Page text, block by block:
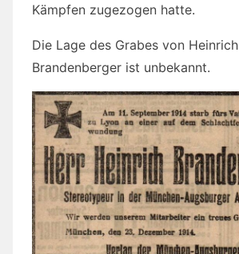
Kämpfen zugezogen hatte.
Die Lage des Grabes von Heinrich
Brandenberger ist unbekannt.